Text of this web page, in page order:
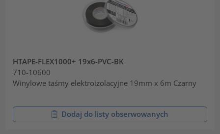
HTAPE-FLEX1000+ 19x6-PVC-BK
710-10600
Winylowe taśmy elektroizolacyjne 19mm x 6m Czarny
Dodaj do listy obserwowanych